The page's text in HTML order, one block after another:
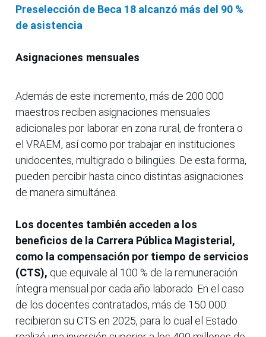
Preselección de Beca 18 alcanzó más del 90 %
de asistencia
Asignaciones mensuales
Además de este incremento, más de 200 000
maestros reciben asignaciones mensuales
adicionales por laborar en zona rural, de frontera o
el VRAEM, así como por trabajar en instituciones
unidocentes, multigrado o bilingües. De esta forma,
pueden percibir hasta cinco distintas asignaciones
de manera simultánea.
Los docentes también acceden a los
beneficios de la Carrera Pública Magisterial,
como la compensación por tiempo de servicios
(CTS), que equivale al 100 % de la remuneración
íntegra mensual por cada año laborado. En el caso
de los docentes contratados, más de 150 000
recibieron su CTS en 2025, para lo cual el Estado